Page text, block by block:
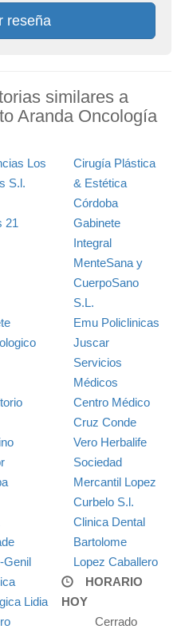
reseña
similares a
Aranda Oncología
Los
S.l.
Cirugía Plástica
& Estética
Córdoba
21
Gabinete
Integral
MenteSana y
CuerpoSano
S.L.
Emu Policlinicas
Juscar
Servicios
Médicos
Centro Médico
Cruz Conde
Vero Herbalife
Sociedad
Mercantil Lopez
Curbelo S.l.
Genil
Clinica Dental
Bartolome
Lopez Caballero
Lidia
HORARIO
HOY
Cerrado